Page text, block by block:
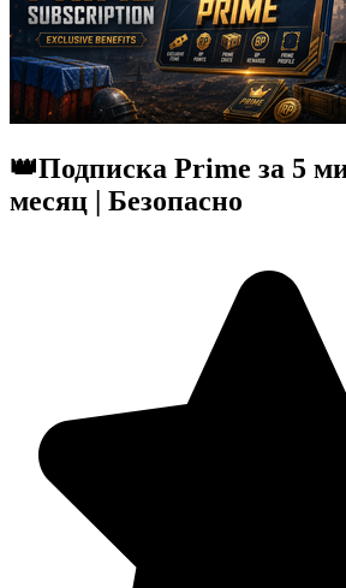
👑Подписка Prime за 5
месяц | Безопасно